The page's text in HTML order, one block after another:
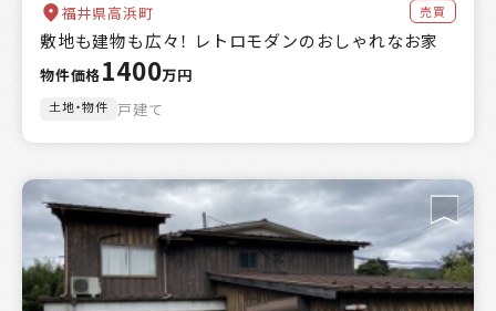
福井県高浜町 売買
敷地も建物も広々！ レトロモダンのおしゃれなお家
物件価格1400万円
土地・物件 戸建て